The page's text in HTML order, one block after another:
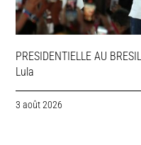
PRESIDENTIELLE AU
Lula
3 août 2026